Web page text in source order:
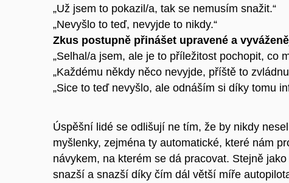
„Už jsem to pokazil/a, tak se nemusím snažit.“
„Nevyšlo to teď, nevyjde to nikdy.“
Zkus postupně přinášet upravené a
„Selhal/a jsem, ale je to příležitost pochopit, co
„Každému někdy něco nevyjde, příště to
„Sice to teď nevyšlo, ale odnáším si díky tomu
Úspěšní lidé se odlišují ne tím, že by nikdy
myšlenky, zejména ty automatické, které nám
návykem, na kterém se dá pracovat. Stejně
snazší a snazší díky čím dál větší míře